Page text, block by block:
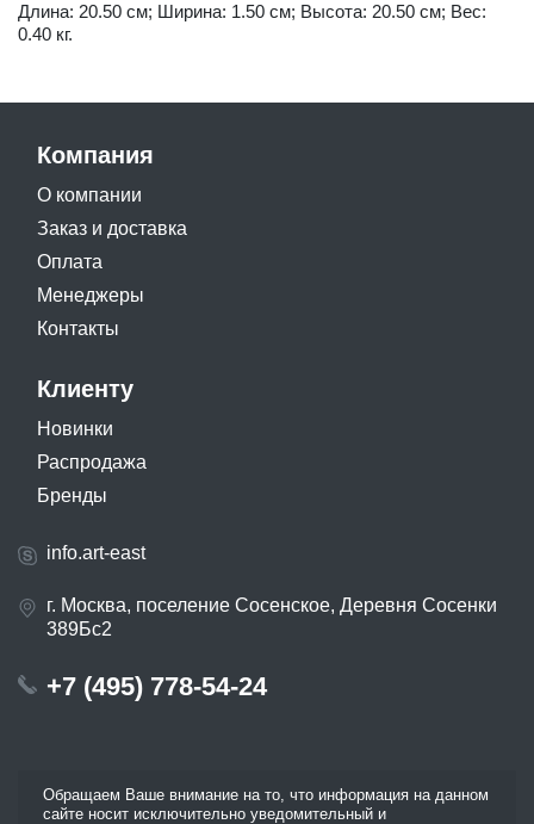
Длина: 20.50 см; Ширина: 1.50 см; Высота: 20.50 см; Вес:
0.40 кг.
Компания
О компании
Заказ и доставка
Оплата
Менеджеры
Контакты
Клиенту
Новинки
Распродажа
Бренды
info.art-east
г. Москва, поселение Сосенское, Деревня Сосенки
389Бс2
+7 (495) 778-54-24
Обращаем Ваше внимание на то, что информация на данном
сайте носит исключительно уведомительный и